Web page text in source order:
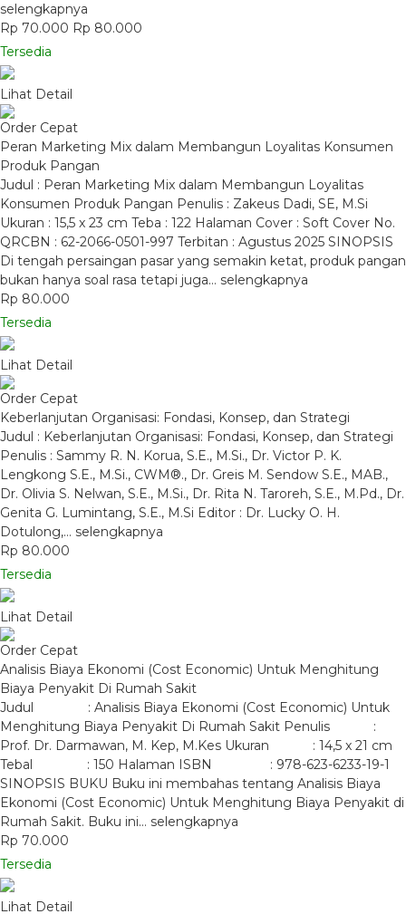
selengkapnya
Rp 70.000 Rp 80.000
Tersedia
Lihat Detail
Order Cepat
Peran Marketing Mix dalam Membangun Loyalitas Konsumen
Produk Pangan
Judul : Peran Marketing Mix dalam Membangun Loyalitas
Konsumen Produk Pangan Penulis : Zakeus Dadi, SE, M.Si
Ukuran : 15,5 x 23 cm Teba : 122 Halaman Cover : Soft Cover No.
QRCBN : 62-2066-0501-997 Terbitan : Agustus 2025 SINOPSIS
Di tengah persaingan pasar yang semakin ketat, produk pangan
bukan hanya soal rasa tetapi juga… selengkapnya
Rp 80.000
Tersedia
Lihat Detail
Order Cepat
Keberlanjutan Organisasi: Fondasi, Konsep, dan Strategi
Judul : Keberlanjutan Organisasi: Fondasi, Konsep, dan Strategi
Penulis : Sammy R. N. Korua, S.E., M.Si., Dr. Victor P. K.
Lengkong S.E., M.Si., CWM®., Dr. Greis M. Sendow S.E., MAB.,
Dr. Olivia S. Nelwan, S.E., M.Si., Dr. Rita N. Taroreh, S.E., M.Pd., Dr.
Genita G. Lumintang, S.E., M.Si Editor : Dr. Lucky O. H.
Dotulong,… selengkapnya
Rp 80.000
Tersedia
Lihat Detail
Order Cepat
Analisis Biaya Ekonomi (Cost Economic) Untuk Menghitung
Biaya Penyakit Di Rumah Sakit
Judul : Analisis Biaya Ekonomi (Cost Economic) Untuk
Menghitung Biaya Penyakit Di Rumah Sakit Penulis :
Prof. Dr. Darmawan, M. Kep, M.Kes Ukuran : 14,5 x 21 cm
Tebal : 150 Halaman ISBN : 978-623-6233-19-1
SINOPSIS BUKU Buku ini membahas tentang Analisis Biaya
Ekonomi (Cost Economic) Untuk Menghitung Biaya Penyakit di
Rumah Sakit. Buku ini… selengkapnya
Rp 70.000
Tersedia
Lihat Detail